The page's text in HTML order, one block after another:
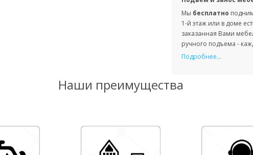
Мы бесплатно
1-й этаж или в доме
заказанная Вами
ручного подъема -
Подробнее...
Наши преимущества